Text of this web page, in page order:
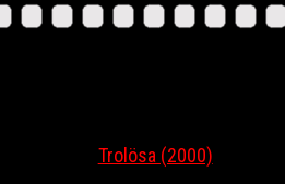
Trolösa (2000)